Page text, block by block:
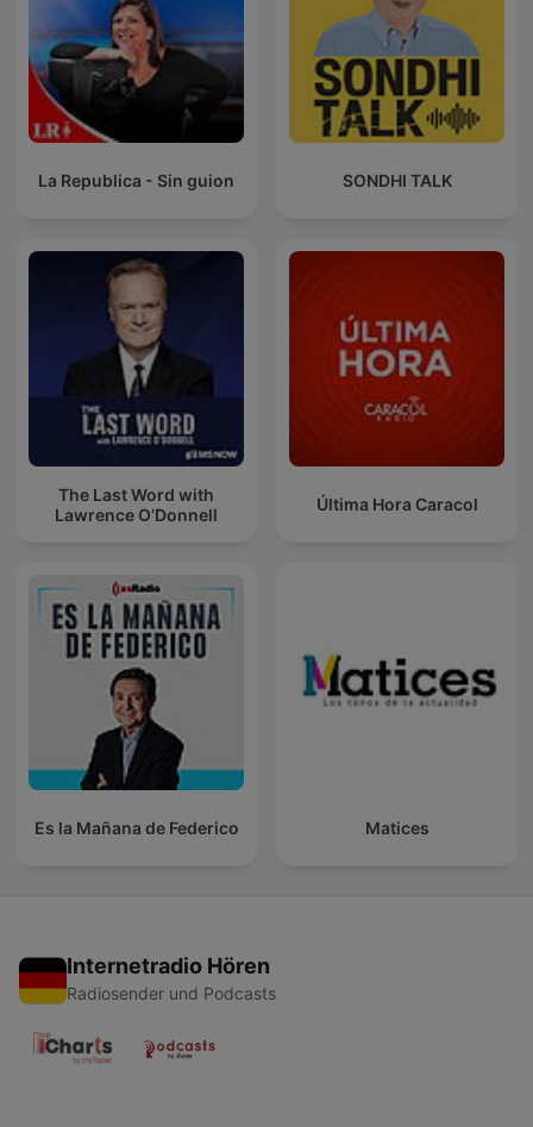
La Republica - Sin guion SONDHI TALK
The Last Word with
Lawrence O’Donnell
Última Hora Caracol
Es la Mañana de Federico Matices
Internetradio Hören
Radiosender und Podcasts